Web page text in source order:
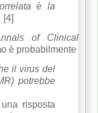
è la
[4]
of Clinical
è probabilmente
il virus del
potrebbe
risposta